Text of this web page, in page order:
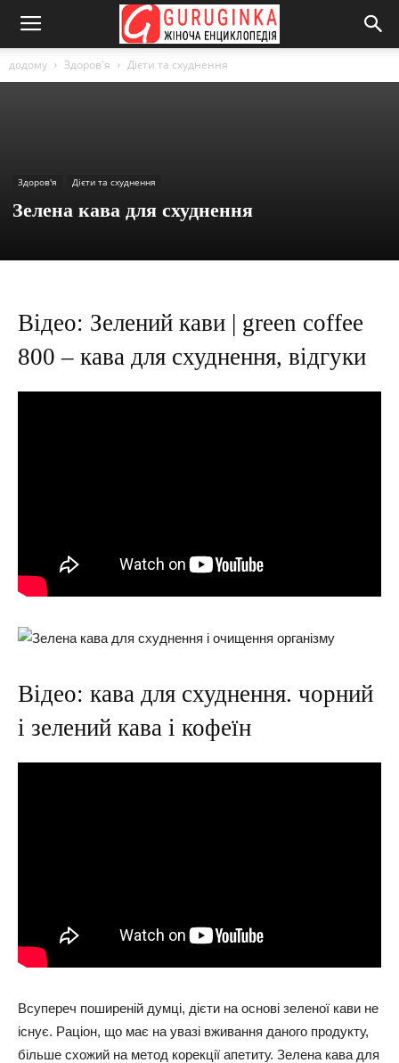
додому Здоров'я Дієти та схуднення
Здоров'я Дієти та схуднення
Зелена кава для схуднення
Відео: Зелений кави | green coffee
800 – кава для схуднення, відгуки
Відео: кава для схуднення. чорний
і зелений кава і кофеїн
Всупереч поширеній думці, дієти на основі зеленої кави не
існує. Раціон, що має на увазі вживання даного продукту,
більше схожий на метод корекції апетиту. Зелена кава для